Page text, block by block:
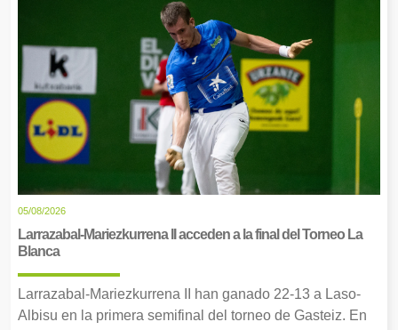
05/08/2026
Larrazabal-Mariezkurrena II acceden a la final del Torneo La
Blanca
Larrazabal-Mariezkurrena II han ganado 22-13 a Laso-
Albisu en la primera semifinal del torneo de Gasteiz. En